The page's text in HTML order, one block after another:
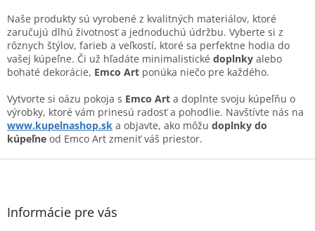
Naše produkty sú vyrobené z kvalitných materiálov, ktoré
zaručujú dlhú životnosť a jednoduchú údržbu. Vyberte si z
rôznych štýlov, farieb a veľkostí, ktoré sa perfektne hodia do
vašej kúpeľne. Či už hľadáte minimalistické doplnky alebo
bohaté dekorácie, Emco Art ponúka niečo pre každého.
Vytvorte si oázu pokoja s Emco Art a doplnte svoju kúpeľňu o
výrobky, ktoré vám prinesú radosť a pohodlie. Navštívte nás na
www.kupelnashop.sk a objavte, ako môžu doplnky do
kúpeľne od Emco Art zmeniť váš priestor.
Z
Informácie pre vás